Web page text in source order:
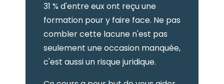
31 % d'entre eux ont reçu une
formation pour y faire face. Ne pas
combler cette lacune n'est pas
seulement une occasion manquée,
c'est aussi un risque juridique.